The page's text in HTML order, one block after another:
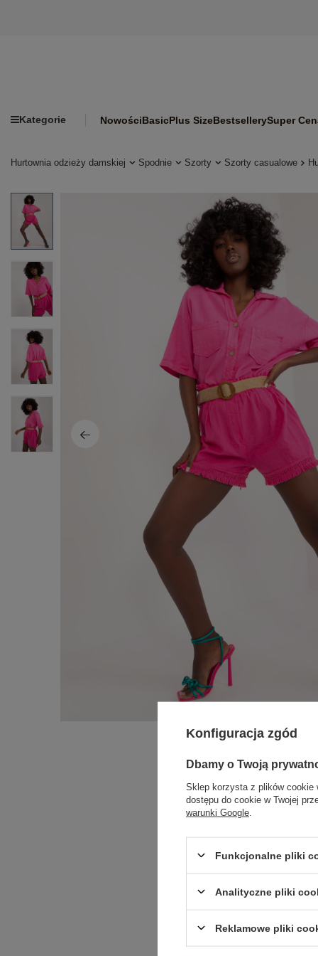
Kategorie NowościBasicPlus SizeBestsellerySuper
Hurtownia odzieży damskiej Spodnie Szorty Szorty casualowe
Konfiguracja zgód
Dbamy o Twoją
Sklep korzysta z plików cookie
dostępu do cookie w Twojej
warunki Google
Funkcjonalne pliki
Analityczne pliki
Reklamowe pliki